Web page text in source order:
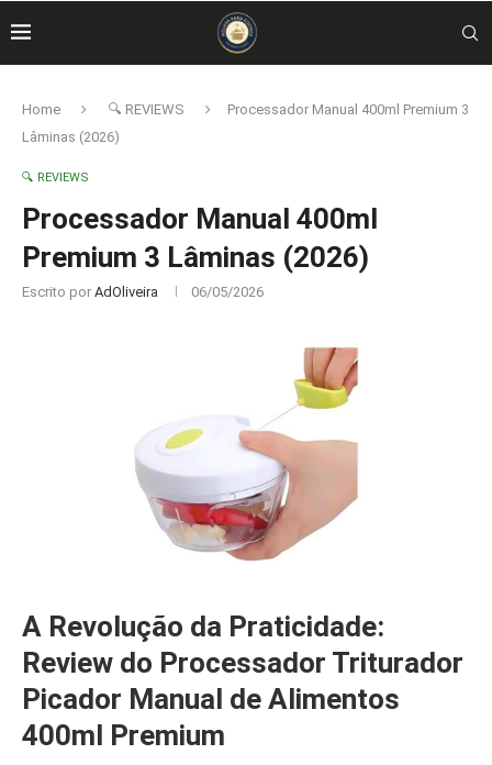
Home 🔍 REVIEWS
Processador Manual 400ml Premium 3
Lâminas (2026)
🔍 REVIEWS
Processador Manual 400ml
Premium 3 Lâminas (2026)
Escrito por AdOliveira 06/05/2026
A Revolução da Praticidade:
Review do Processador Triturador
Picador Manual de Alimentos
400ml Premium